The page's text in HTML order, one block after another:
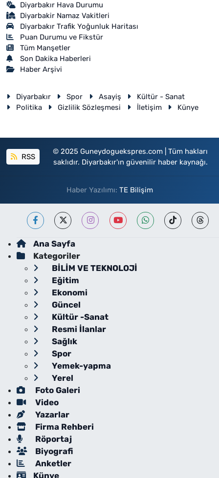
Diyarbakır Hava Durumu
Diyarbakir Namaz Vakitleri
Diyarbakır Trafik Yoğunluk Haritası
Puan Durumu ve Fikstür
Tüm Manşetler
Son Dakika Haberleri
Haber Arşivi
Diyarbakır Spor Asayiş
Kültür - Sanat
Politika
Gizlilik Sözleşmesi İletişim Künye
RSS
© 2025 Guneydoguekspres.com | Tüm hakları
saklıdır. Diyarbakır'ın güvenilir haber kaynağı.
Haber Yazılımı: TE Bilişim
Ana Sayfa
Kategoriler
BİLİM VE TEKNOLOJİ
Eğitim
Ekonomi
Güncel
Kültür -Sanat
Resmi İlanlar
Sağlık
Spor
Yemek-yapma
Yerel
Foto Galeri
Video
Yazarlar
Firma Rehberi
Röportaj
Biyografi
Anketler
Künye